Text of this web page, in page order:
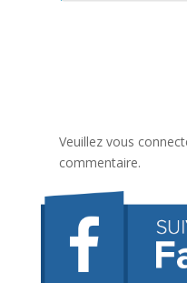
Veuillez vous
commentaire.